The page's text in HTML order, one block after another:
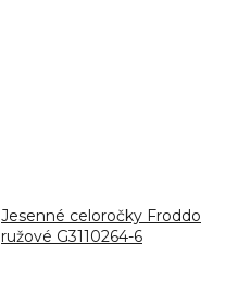
Jesenné celoročky Froddo
ružové G3110264-6